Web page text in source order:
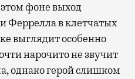
фоне выход
Феррелла в клетчатых
выглядит особенно
нарочито не звучит
однако герой слишком